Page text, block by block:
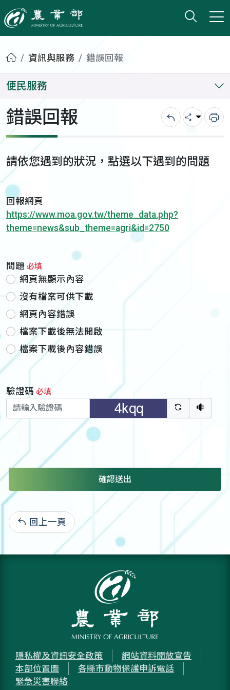
農業部
打開
小版
首頁資訊與服務 錯誤回報
便民服務
錯誤回報 回上一頁
分享 列
請依您遇到的狀況，點選以下遇到的問題
回報網頁
https://www.moa.gov.tw/theme_data.php?
theme=news&sub_theme=agri&id=2750
問題 必填
網頁無顯示內容
沒有檔案可供下載
網頁內容錯誤
檔案下載後無法開啟
檔案下載後內容錯誤
驗證碼 必填
驗證碼重新
聽語
確認送出
回上一頁
隱私權及資訊安全政策
網站資料開放宣告
本部位置圖
各縣市動物保護申訴電話
緊急災害聯絡